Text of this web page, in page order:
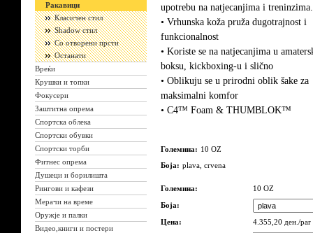
Ракавици
Класичен стил
Shadow стил
Со отворени прсти
Останати
Вреќи
Крушки и топки
Фокусери
Заштитна опрема
Спортска облека
Спортски обувки
Спортски торби
Фитнес опрема
Душеци и борилишта
Рингови и кафези
Мерачи на време
Оружје и палки
Видео,книги и постери
upotrebu na natjecanjima i treninzima.
• Vrhunska koža pruža dugotrajnost i
funkcionalnost
• Koriste se na natjecanjima u
boksu, kickboxing-u i slično
• Oblikuju se u prirodni oblik šake za
maksimalni komfor
• C4™ Foam & THUMBLOK™
Големина: 10 OZ
Боја: plava, crvena
Големина:
10 OZ
Боја:
Цена:
4.355,20 ден./par